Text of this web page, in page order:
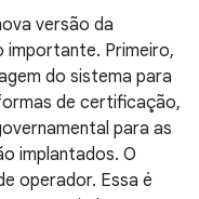
versão da
importante. Primeiro,
do sistema para
de certificação,
para as
implantados. O
operador. Essa é